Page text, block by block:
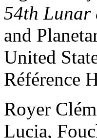
54th Lunar
and
United
Référence
Royer
Lucia,